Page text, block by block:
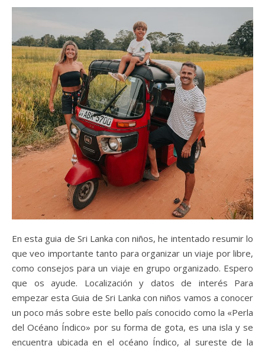
En esta guia de Sri Lanka con niños, he intentado resumir lo
que veo importante tanto para organizar un viaje por libre,
como consejos para un viaje en grupo organizado. Espero
que os ayude. Localización y datos de interés Para
empezar esta Guia de Sri Lanka con niños vamos a conocer
un poco más sobre este bello país conocido como la «Perla
del Océano Índico» por su forma de gota, es una isla y se
encuentra ubicada en el océano Índico, al sureste de la